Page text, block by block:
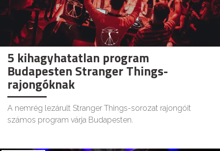
5 kihagyhatatlan program
Budapesten Stranger Things-
rajongóknak
A nemrég lezárult Stranger Things-sorozat rajongóit
számos program várja Budapesten.